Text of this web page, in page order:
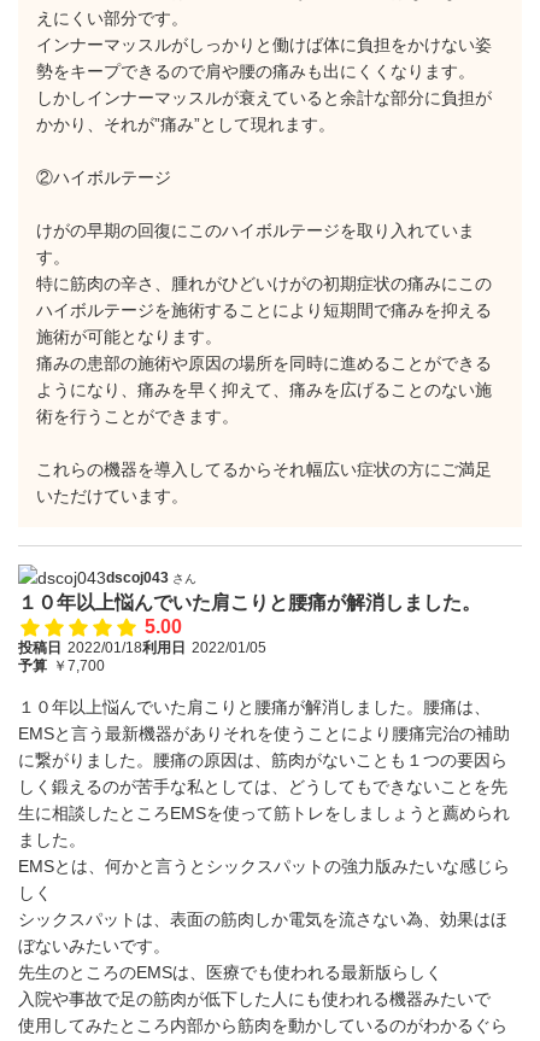
えにくい部分です。
インナーマッスルがしっかりと働けば体に負担をかけない姿
勢をキープできるので肩や腰の痛みも出にくくなります。
しかしインナーマッスルが衰えていると余計な部分に負担が
かかり、それが”痛み”として現れます。
②ハイボルテージ
けがの早期の回復にこのハイボルテージを取り入れていま
す。
特に筋肉の辛さ、腫れがひどいけがの初期症状の痛みにこの
ハイボルテージを施術することにより短期間で痛みを抑える
施術が可能となります。
痛みの患部の施術や原因の場所を同時に進めることができる
ようになり、痛みを早く抑えて、痛みを広げることのない施
術を行うことができます。
これらの機器を導入してるからそれ幅広い症状の方にご満足
いただけています。
dscoj043 さん
１０年以上悩んでいた肩こりと腰痛が解消しました。
5.00
投稿日 2022/01/18利用日 2022/01/05
予算 ￥7,700
１０年以上悩んでいた肩こりと腰痛が解消しました。腰痛は、
EMSと言う最新機器がありそれを使うことにより腰痛完治の補助
に繋がりました。腰痛の原因は、筋肉がないことも１つの要因ら
しく鍛えるのが苦手な私としては、どうしてもできないことを先
生に相談したところEMSを使って筋トレをしましょうと薦められ
ました。
EMSとは、何かと言うとシックスパットの強力版みたいな感じら
しく
シックスパットは、表面の筋肉しか電気を流さない為、効果はほ
ぼないみたいです。
先生のところのEMSは、医療でも使われる最新版らしく
入院や事故で足の筋肉が低下した人にも使われる機器みたいで
使用してみたところ内部から筋肉を動かしているのがわかるぐら